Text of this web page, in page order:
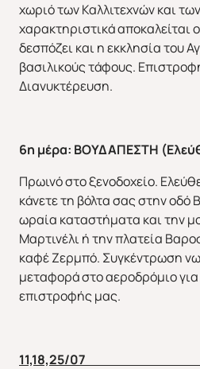
χωριό των Καλλιτεχνών και
χαρακτηριστικά αποκαλείται
δεσπόζει και η εκκλησία του
βασιλικούς τάφους.
Διανυκτέρευση.
6η μέρα: ΒΟΥΔΑΠΕΣΤΗ
Πρωινό στο ξενοδοχείο.
κάνετε τη βόλτα σας στην οδό
ωραία καταστήματα και την
Μαρτινέλι ή την πλατεία
καφέ Ζερμπό. Συγκέντρωση
μεταφορά στο αεροδρόμιο
επιστροφής μας.
11,18,25/07